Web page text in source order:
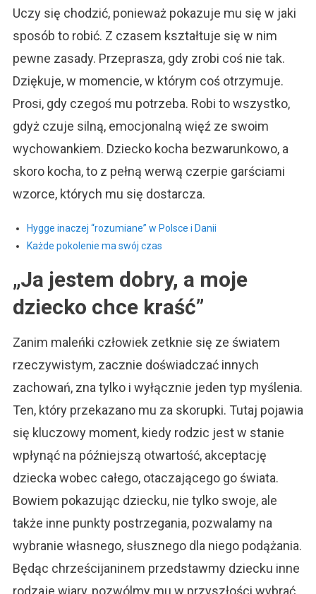
Uczy się chodzić, ponieważ pokazuje mu się w jaki
sposób to robić. Z czasem kształtuje się w nim
pewne zasady. Przeprasza, gdy zrobi coś nie tak.
Dziękuje, w momencie, w którym coś otrzymuje.
Prosi, gdy czegoś mu potrzeba. Robi to wszystko,
gdyż czuje silną, emocjonalną więź ze swoim
wychowankiem. Dziecko kocha bezwarunkowo, a
skoro kocha, to z pełną werwą czerpie garściami
wzorce, których mu się dostarcza.
Hygge inaczej “rozumiane” w Polsce i Danii
Każde pokolenie ma swój czas
„Ja jestem dobry, a moje
dziecko chce kraść”
Zanim maleńki człowiek zetknie się ze światem
rzeczywistym, zacznie doświadczać innych
zachowań, zna tylko i wyłącznie jeden typ myślenia.
Ten, który przekazano mu za skorupki. Tutaj pojawia
się kluczowy moment, kiedy rodzic jest w stanie
wpłynąć na późniejszą otwartość, akceptację
dziecka wobec całego, otaczającego go świata.
Bowiem pokazując dziecku, nie tylko swoje, ale
także inne punkty postrzegania, pozwalamy na
wybranie własnego, słusznego dla niego podążania.
Będąc chrześcijaninem przedstawmy dziecku inne
rodzaje wiary, pozwólmy mu w przyszłości wybrać